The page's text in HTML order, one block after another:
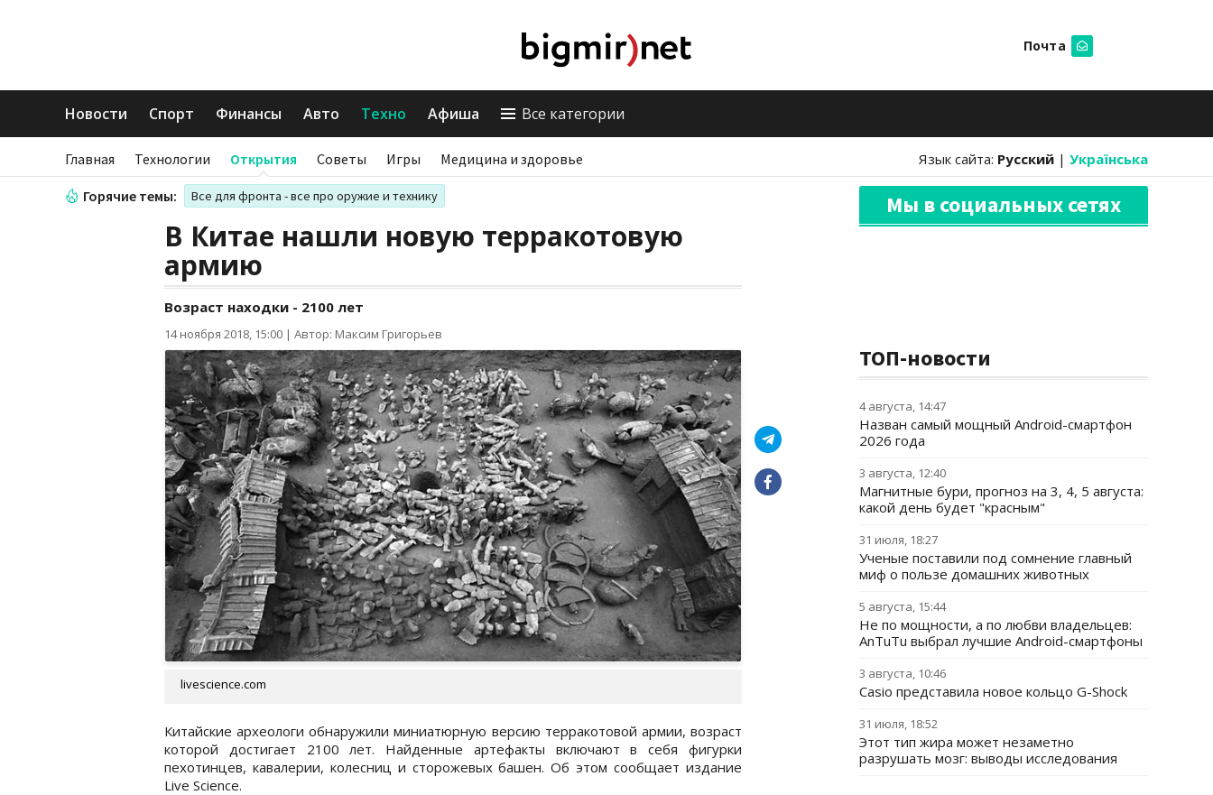
Почта
Новости Спорт Финансы Авто Техно Афиша Все категории
Главная Технологии Открытия Советы Игры Медицина и здоровье Язык сайта: Русский | Українська
Горячие темы: Все для фронта - все про оружие и технику
В Китае нашли новую терракотовую
армию
Возраст находки - 2100 лет
14 ноября 2018, 15:00 | Автор: Максим Григорьев
livescience.com
Китайские археологи обнаружили миниатюрную версию терракотовой армии, возраст
которой достигает 2100 лет. Найденные артефакты включают в себя фигурки
пехотинцев, кавалерии, колесниц и сторожевых башен. Об этом сообщает издание
Live Science.
Мы в социальных сетях
ТОП-новости
4 августа, 14:47
Назван самый мощный Android-смартфон
2026 года
3 августа, 12:40
Магнитные бури, прогноз на 3, 4, 5 августа:
какой день будет "красным"
31 июля, 18:27
Ученые поставили под сомнение главный
миф о пользе домашних животных
5 августа, 15:44
Не по мощности, а по любви владельцев:
AnTuTu выбрал лучшие Android-смартфоны
3 августа, 10:46
Casio представила новое кольцо G-Shock
31 июля, 18:52
Этот тип жира может незаметно
разрушать мозг: выводы исследования